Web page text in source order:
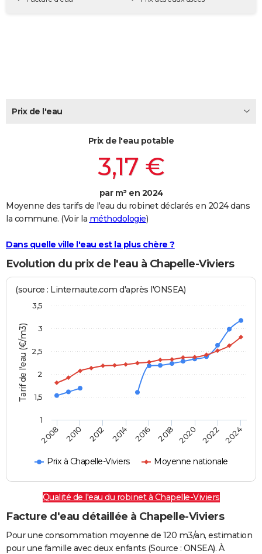
Carte de Noël
Carte Bonne année
Carte Saint-Valentin
Carte Pâques
Carte d'anniversaire
DICTIONNAIRE
FORUM
Prix de l'eau
Prix de l'eau potable
3,17 €
par m³ en 2024
Moyenne des tarifs de l'eau du robinet déclarés en 2024 dans
la commune. (Voir la méthodologie)
Dans quelle ville l'eau est la plus chère ?
Evolution du prix de l'eau à Chapelle-Viviers
Tarif de l'eau (€/m3)
(source : Linternaute.com d'après l'ONSEA)
Prix à Chapelle-Viviers Moyenne nationale
2008 2010 2012 2014 2016 2018 2020 2022 2024
1
1,5
2
2,5
3
3,5
Qualité de l'eau du robinet à Chapelle-Viviers
Facture d'eau détaillée à Chapelle-Viviers
Pour une consommation moyenne de 120 m3/an, estimation
pour une famille avec deux enfants (Source : ONSEA). À